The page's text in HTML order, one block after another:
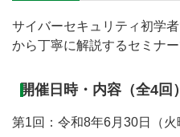
サイバーセキュリティ初学
から丁寧に解説するセミナー
開催日時・内容（全4回）
第1回：令和8年6月30日（